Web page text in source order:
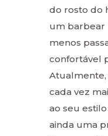
do rosto do
um barbear
menos
confortável
cada vez
ao seu
ainda uma